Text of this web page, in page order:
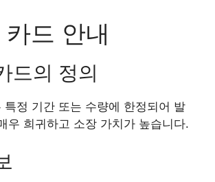
드 안내
드의 정의
특정 기간 또는 수량에 한정되어 발
우 희귀하고 소장 가치가 높습니다.